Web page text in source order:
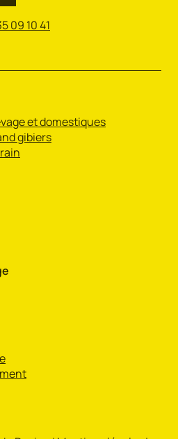
09 10 41
et domestiques
gibiers